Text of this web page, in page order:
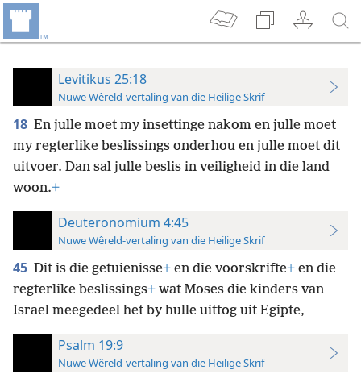
Levitikus 25:18
Nuwe Wêreld-vertaling van die Heilige Skrif
18 En julle moet my insettinge nakom en julle moet
my regterlike beslissings onderhou en julle moet dit
uitvoer. Dan sal julle beslis in veiligheid in die land
woon.+
Deuteronomium 4:45
Nuwe Wêreld-vertaling van die Heilige Skrif
45 Dit is die getuienisse+ en die voorskrifte+ en die
regterlike beslissings+ wat Moses die kinders van
Israel meegedeel het by hulle uittog uit Egipte,
Psalm 19:9
Nuwe Wêreld-vertaling van die Heilige Skrif